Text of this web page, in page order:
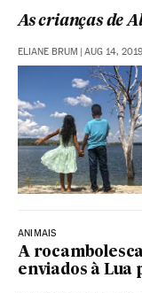
As crianças de
ELIANE BRUM | AUG 14,
ANIMAIS
A
enviados à